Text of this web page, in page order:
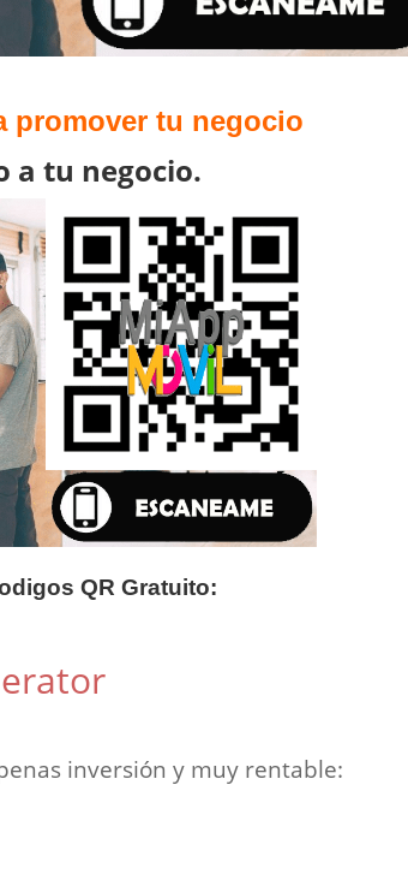
promover tu negocio
a tu negocio.
QR Gratuito:
inversión y muy rentable: